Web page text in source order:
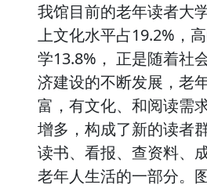
我馆目前的老年读者大
上文化水平占19.2%，
学13.8%， 正是随着社
济建设的不断发展，老
富，有文化、和阅读需
增多，构成了新的读者
读书、看报、查资料、
老年人生活的一部分。